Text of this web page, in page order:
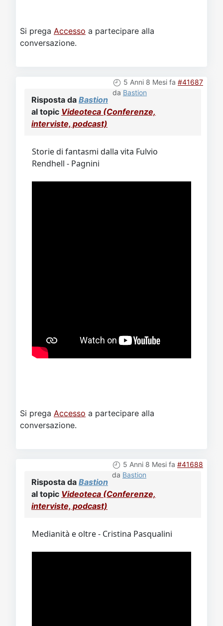
Si prega Accesso a partecipare alla
conversazione.
5 Anni 8 Mesi fa #41687
da Bastion
Risposta da Bastion
al topic Videoteca (Conferenze,
interviste, podcast)
Storie di fantasmi dalla vita Fulvio
Rendhell - Pagnini
Si prega Accesso a partecipare alla
conversazione.
5 Anni 8 Mesi fa #41688
da Bastion
Risposta da Bastion
al topic Videoteca (Conferenze,
interviste, podcast)
Medianità e oltre - Cristina Pasqualini